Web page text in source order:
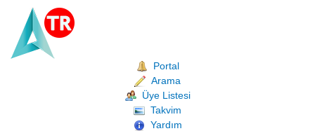
Portal
Arama
Üye Listesi
Takvim
Yardım